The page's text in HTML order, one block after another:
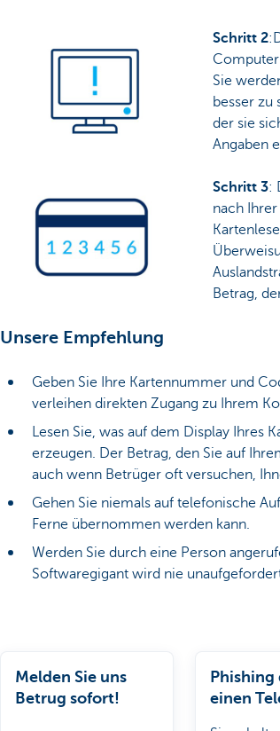
Schritt 2
Sie
besser zu
der sie
Angaben
Schritt 3:
nach
Betrag,
Unsere Empfehlung
Geben Sie Ihre Kartennummer und
verleihen direkten Zugang zu Ihrem
Lesen Sie, was auf dem Display Ihres
erzeugen. Der Betrag, den Sie auf
auch wenn Betrüger oft versuchen,
Gehen Sie niemals auf telefonische
Ferne übernommen werden kann.
Werden Sie durch eine Person
Softwaregigant wird nie
Melden Sie uns
Betrug sofort!
Phishing
einen